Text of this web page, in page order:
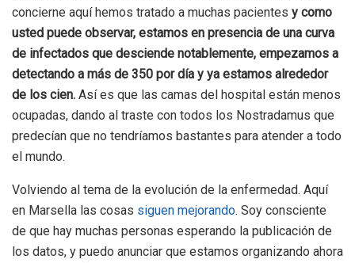
concierne aquí hemos tratado a muchas pacientes y como
usted puede observar, estamos en presencia de una curva
de infectados que desciende notablemente, empezamos a
detectando a más de 350 por día y ya estamos alrededor
de los cien. Así es que las camas del hospital están menos
ocupadas, dando al traste con todos los Nostradamus que
predecían que no tendríamos bastantes para atender a todo
el mundo.
Volviendo al tema de la evolución de la enfermedad. Aquí
en Marsella las cosas siguen mejorando. Soy consciente
de que hay muchas personas esperando la publicación de
los datos, y puedo anunciar que estamos organizando ahora